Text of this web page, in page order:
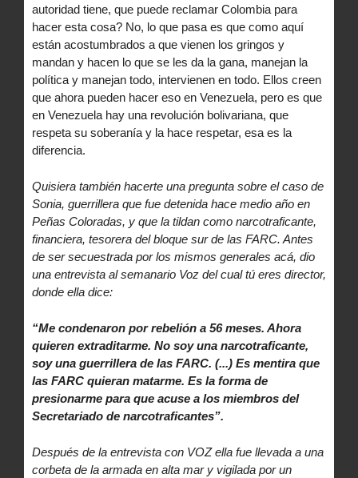
autoridad tiene, que puede reclamar Colombia para
hacer esta cosa? No, lo que pasa es que como aquí
están acostumbrados a que vienen los gringos y
mandan y hacen lo que se les da la gana, manejan la
política y manejan todo, intervienen en todo. Ellos creen
que ahora pueden hacer eso en Venezuela, pero es que
en Venezuela hay una revolución bolivariana, que
respeta su soberanía y la hace respetar, esa es la
diferencia.
Quisiera también hacerte una pregunta sobre el caso de
Sonia, guerrillera que fue detenida hace medio año en
Peñas Coloradas, y que la tildan como narcotraficante,
financiera, tesorera del bloque sur de las FARC. Antes
de ser secuestrada por los mismos generales acá, dio
una entrevista al semanario Voz del cual tú eres director,
donde ella dice:
“Me condenaron por rebelión a 56 meses. Ahora
quieren extraditarme. No soy una narcotraficante,
soy una guerrillera de las FARC. (...) Es mentira que
las FARC quieran matarme. Es la forma de
presionarme para que acuse a los miembros del
Secretariado de narcotraficantes”.
Después de la entrevista con VOZ ella fue llevada a una
corbeta de la armada en alta mar y vigilada por un